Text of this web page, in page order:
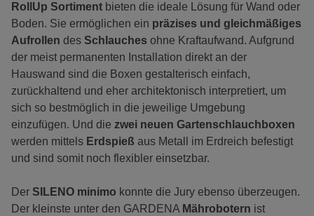
RollUp Sortiment bieten die ideale Lösung für Wand oder
Boden. Sie ermöglichen ein präzises und gleichmäßiges
Aufrollen des Schlauches ohne Kraftaufwand. Aufgrund
der meist permanenten Installation direkt an der
Hauswand sind die Boxen gestalterisch einfach,
zurückhaltend und eher architektonisch interpretiert, um
sich so bestmöglich in die jeweilige Umgebung
einzufügen. Und die zwei neuen Gartenschlauchboxen
werden mittels Erdspieß aus Metall im Erdreich befestigt
und sind somit noch flexibler einsetzbar.
Der SILENO minimo konnte die Jury ebenso überzeugen.
Der kleinste unter den GARDENA Mährobotern ist